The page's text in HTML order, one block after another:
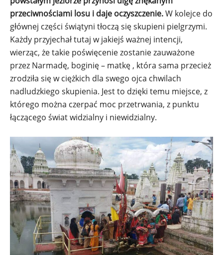
przeciwnościami losu i daje oczyszczenie.W kolejce do
głównej części świątyni tłoczą się skupieni pielgrzymi.
Każdy przyjechał tutaj w jakiejś ważnej intencji,
wierząc, że takie poświęcenie zostanie zauważone
przez Narmadę, boginię – matkę , która sama przecież
zrodziła się w ciężkich dla swego ojca chwilach
nadludzkiego skupienia. Jest to dzięki temu miejsce, z
którego można czerpać moc przetrwania, z punktu
łączącego świat widzialny i niewidzialny.